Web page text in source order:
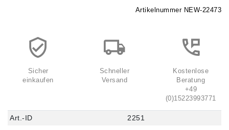
Artikelnummer NEW-22473
Sicher
einkaufen
Schneller
Versand
Kostenlose
Beratung
+49
(0)15223993771
Art.-ID 2251